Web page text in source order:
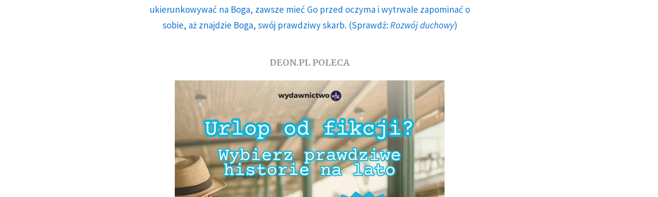
ukierunkowywać na Boga, zawsze mieć Go przed oczyma i wytrwale zapominać o
sobie, aż znajdzie Boga, swój prawdziwy skarb. (Sprawdź: Rozwój duchowy)
DEON.PL POLECA